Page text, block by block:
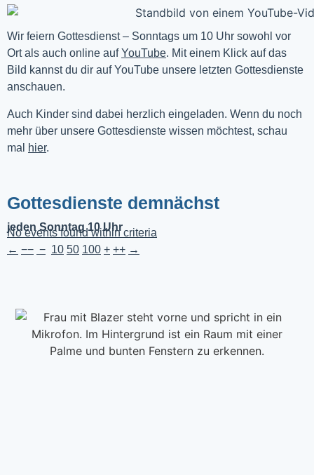
Wir feiern Gottesdienst – Sonntags um 10 Uhr sowohl vor
Ort als auch online auf YouTube. Mit einem Klick auf das
Bild kannst du dir auf YouTube unsere letzten Gottesdienste
anschauen.
Auch Kinder sind dabei herzlich eingeladen. Wenn du noch
mehr über unsere Gottesdienste wissen möchtest, schau
mal
hier.
Gottesdienste demnächst
jeden Sonntag 10 Uhr
No events found within criteria
← −− − 10 50 100 + ++ →